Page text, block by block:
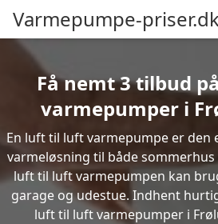
Varmepumpe-
Få nemt 3 tilbud
varmepumper i
En luft til luft varmepumpe er den
varmeløsning til både
luft til luft varmepumpen kan
garage og udestue. Indhent
luft til luft varmepumper i